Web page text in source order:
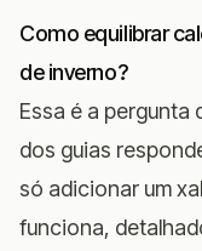
Como equilibrar
de inverno?
Essa é a pergunta
dos guias
só adicionar um
funciona,